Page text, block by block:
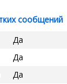
сообщений
Да
Да
Да